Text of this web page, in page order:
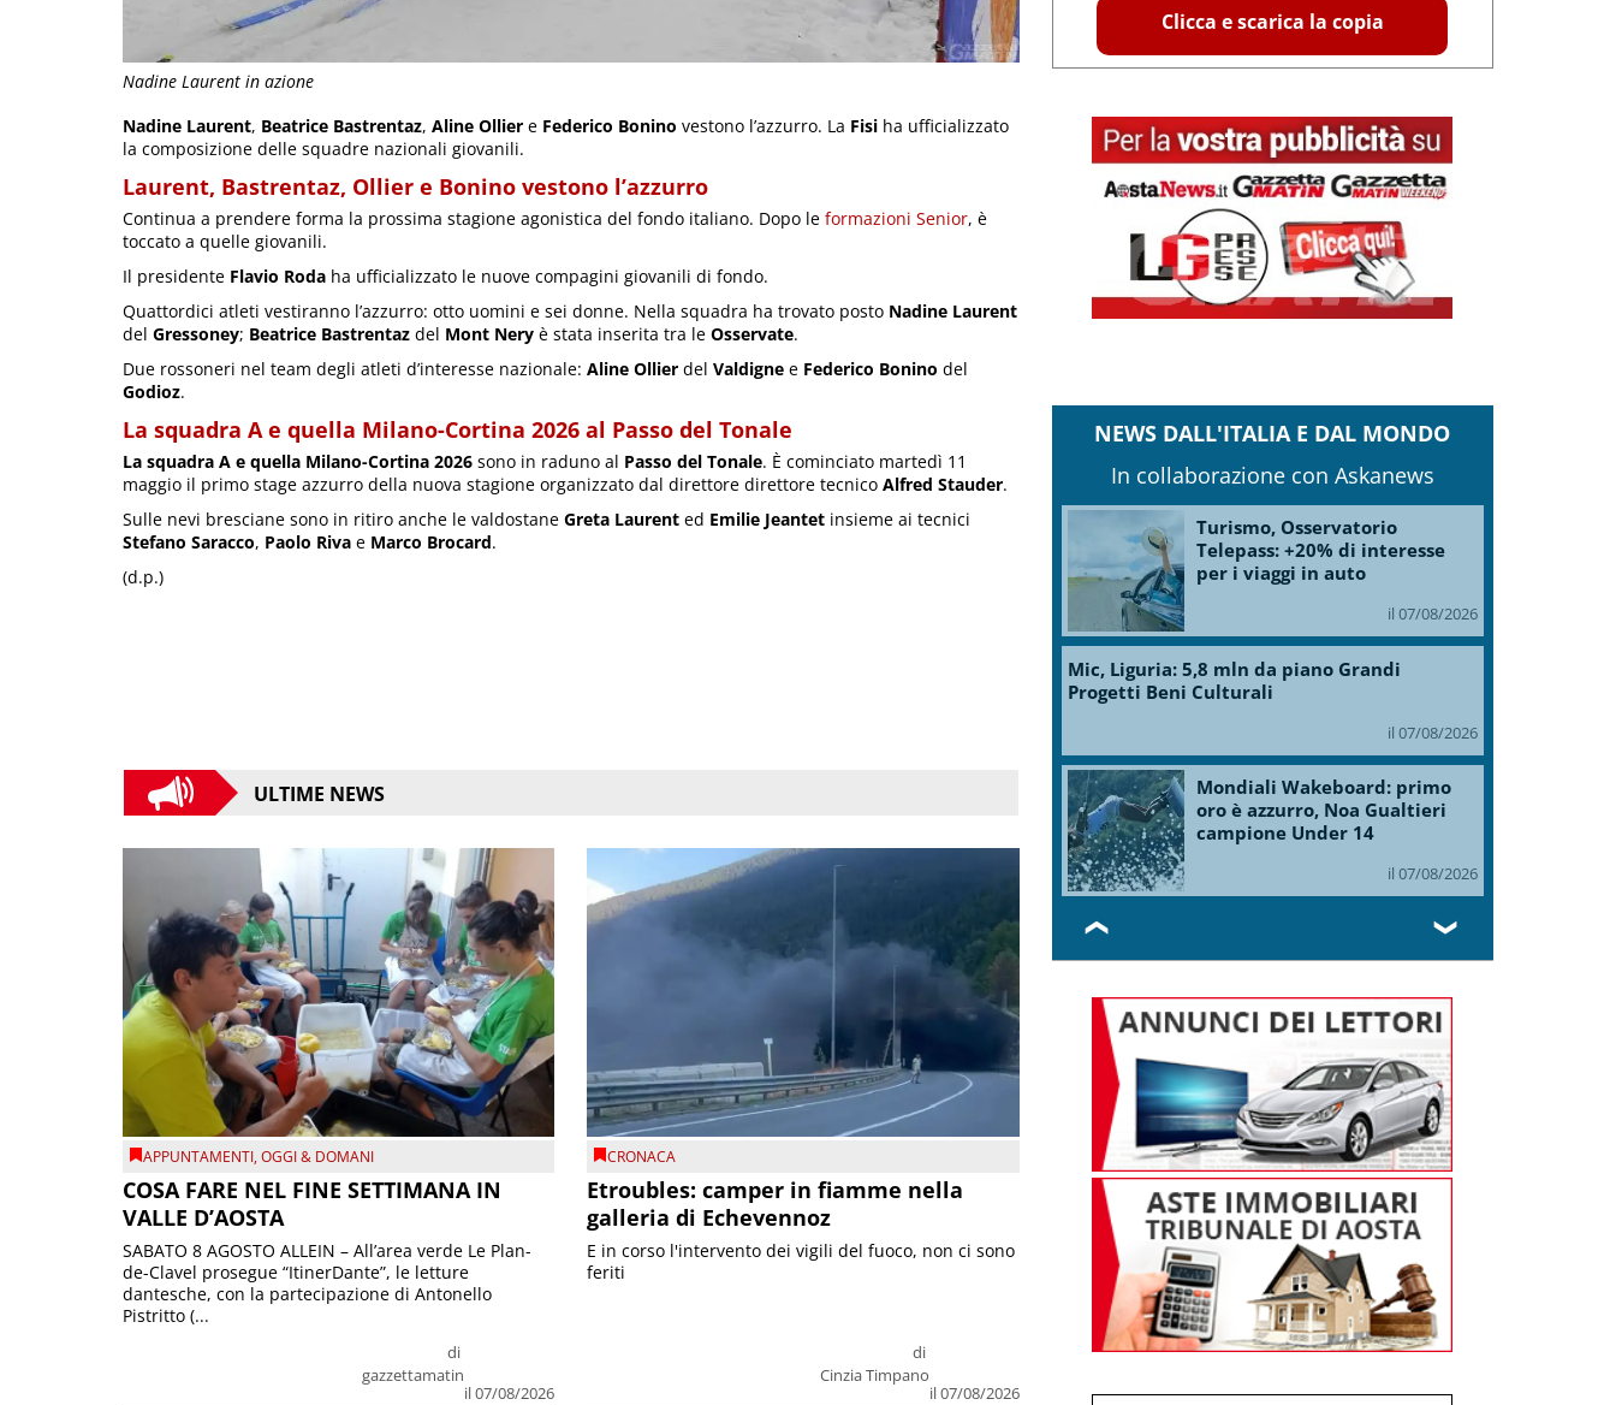
Nadine Laurent in azione
Nadine Laurent, Beatrice Bastrentaz, Aline Ollier e Federico Bonino vestono l’azzurro. La Fisi ha ufficializzato
la composizione delle squadre nazionali giovanili.
Laurent, Bastrentaz, Ollier e Bonino vestono l’azzurro
Continua a prendere forma la prossima stagione agonistica del fondo italiano. Dopo le formazioni Senior, è
toccato a quelle giovanili.
Il presidente Flavio Roda ha ufficializzato le nuove compagini giovanili di fondo.
Quattordici atleti vestiranno l’azzurro: otto uomini e sei donne. Nella squadra ha trovato posto Nadine Laurent
del Gressoney; Beatrice Bastrentaz del Mont Nery è stata inserita tra le Osservate.
Due rossoneri nel team degli atleti d’interesse nazionale: Aline Ollier del Valdigne e Federico Bonino del
Godioz.
La squadra A e quella Milano-Cortina 2026 al Passo del Tonale
La squadra A e quella Milano-Cortina 2026 sono in raduno al Passo del Tonale. È cominciato martedì 11
maggio il primo stage azzurro della nuova stagione organizzato dal direttore direttore tecnico Alfred Stauder.
Sulle nevi bresciane sono in ritiro anche le valdostane Greta Laurent ed Emilie Jeantet insieme ai tecnici
Stefano Saracco, Paolo Riva e Marco Brocard.
(d.p.)
ULTIME NEWS
APPUNTAMENTI,OGGI & DOMANI
COSA FARE NEL FINE SETTIMANA IN
VALLE D’AOSTA
di
gazzettamatin
il 07/08/2026
SABATO 8 AGOSTO ALLEIN – All’area verde Le Plan-
de-Clavel prosegue “ItinerDante”, le letture
dantesche, con la partecipazione di Antonello
Pistritto (...
CRONACA
Etroubles: camper in fiamme nella
galleria di Echevennoz
di
Cinzia Timpano
il 07/08/2026
E in corso l'intervento dei vigili del fuoco, non ci sono
feriti
Clicca e scarica la copia
NEWS DALL'ITALIA E DAL MONDO
In collaborazione con Askanews
Turismo, Osservatorio
Telepass: +20% di interesse
per i viaggi in auto
il 07/08/2026
Mic, Liguria: 5,8 mln da piano Grandi
Progetti Beni Culturali
il 07/08/2026
Mondiali Wakeboard: primo
oro è azzurro, Noa Gualtieri
campione Under 14
il 07/08/2026
❮ ❯